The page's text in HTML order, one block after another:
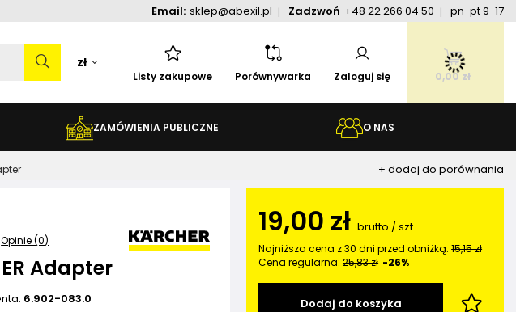
Email: sklep@abexil.pl Zadzwoń +48 22 266 04 50 pn-pt 9-17
zł
Listy zakupowe Porównywarka Zaloguj się 0,00 zł
ZAMÓWIENIA PUBLICZNE O NAS
+ dodaj do porównania
Opinie (0)
Adapter
6.902-083.0
19,00 zł brutto /szt.
Najniższa cena z 30 dni przed obniżką:15,15 zł
Cena regularna:25,83 zł -26%
Dodaj do koszyka